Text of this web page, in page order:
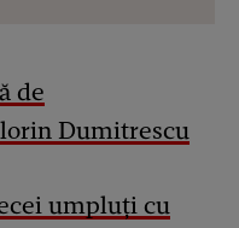
de
Dumitrescu
umpluți cu